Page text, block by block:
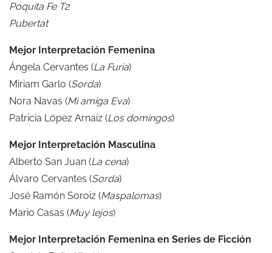
Poquita Fe T2
Pubertat
Mejor Interpretación Femenina
Ángela Cervantes (La Furia)
Miriam Garlo (Sorda)
Nora Navas (Mi amiga Eva)
Patricia López Arnaiz (Los domingos)
Mejor Interpretación Masculina
Alberto San Juan (La cena)
Álvaro Cervantes (Sorda)
José Ramón Soroiz (Maspalomas)
Mario Casas (Muy lejos)
Mejor Interpretación Femenina en Series de Ficción